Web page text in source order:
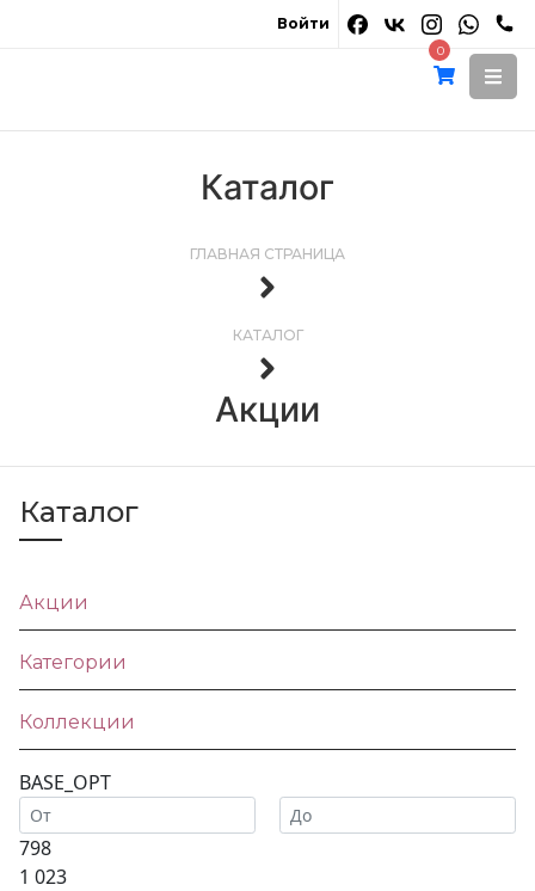
Войти
0
Каталог
ГЛАВНАЯ СТРАНИЦА
КАТАЛОГ
Акции
Каталог
Акции
Категории
Коллекции
BASE_OPT
798
1 023